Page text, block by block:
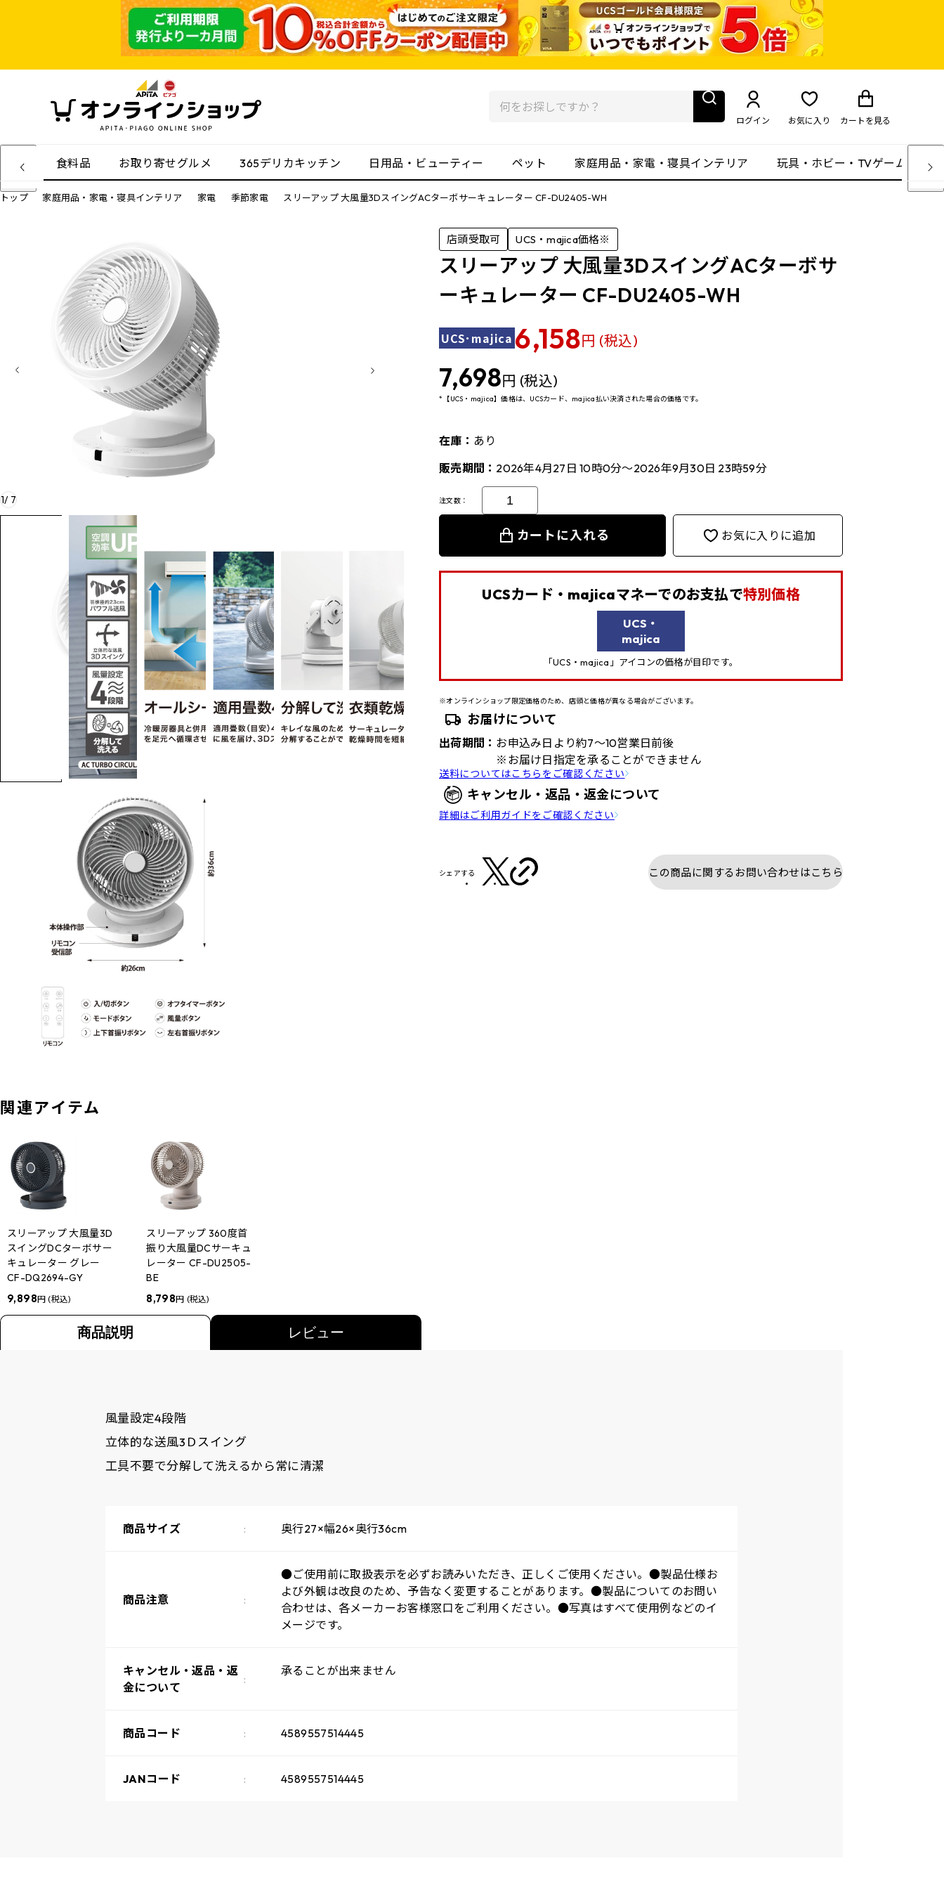
ログイン お気に入り カート を見る
食料品 お取り寄せグルメ 365デリカキッチン 日用品・ビューティー ペット 家庭用品・家電・寝具インテリア 玩具・ホビー・TVゲーム
トップ 家庭用品・家電・寝具インテリア 家電 季節家電 スリーアップ 大風量3DスイングACターボサーキュレーター CF-DU2405-WH
1/ 7
関連アイテム
スリーアップ 大風量3D
スイングDCターボサー
キュレーター グレー
CF-DQ2694-GY
9,898円 (税込)
スリーアップ 360度首
振り大風量DCサーキュ
レーター CF-DU2505-
BE
8,798円 (税込)
店頭受取可 UCS・majica価格※
スリーアップ 大風量3DスイングACターボサ
ーキュレーター CF-DU2405-WH
UCS･majica 6,158円 (税込)
7,698円 (税込)
*【UCS・majica】価格は、UCSカード、majica払い決済された場合の価格です。
在庫： あり
販売期間： 2026年4月27日 10時0分～2026年9月30日 23時59分
注文数：
カートに入れる お気に入りに追加
UCSカード・majicaマネーでのお支払で特別価格
UCS・
majica
「UCS・majica」アイコンの価格が目印です。
※オンラインショップ限定価格のため、店頭と価格が異なる場合がございます。
お届けについて
出荷期間： お申込み日より約7～10営業日前後
※お届け日指定を承ることができません
送料についてはこちらをご確認ください
キャンセル・返品・返金について
詳細はご利用ガイドをご確認ください
シェアする この商品に関するお問い合わせはこちら
商品説明 レビュー
風量設定4段階
立体的な送風3Ｄスイング
工具不要で分解して洗えるから常に清潔
商品サイズ 奥行27×幅26×奥行36cm
商品注意
●ご使用前に取扱表示を必ずお読みいただき、正しくご使用ください。●製品仕様お
よび外観は改良のため、予告なく変更することがあります。●製品についてのお問い
合わせは、各メーカーお客様窓口をご利用ください。●写真はすべて使用例などのイ
メージです。
キャンセル・返品・返
金について
承ることが出来ません
商品コード 4589557514445
JANコード 4589557514445